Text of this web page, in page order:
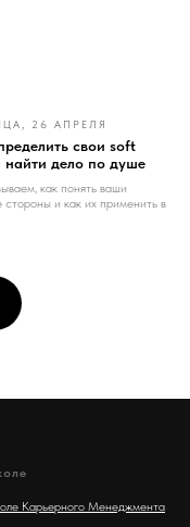
26 АПРЕЛЯ
свои soft
найти дело по душе
как понять ваши
стороны и как их применить в
Карьерного Менеджмента